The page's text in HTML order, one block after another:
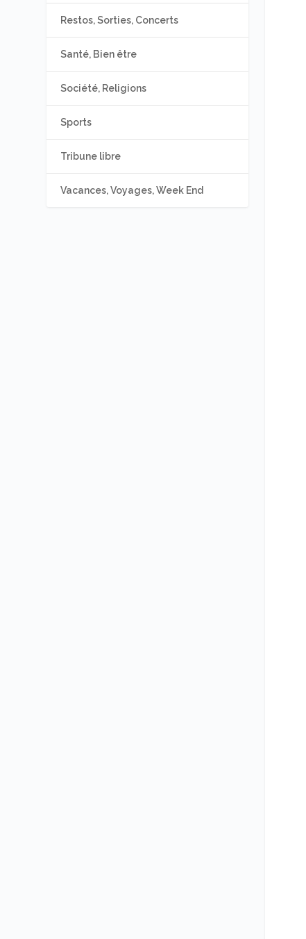
Restos, Sorties, Concerts
Santé, Bien être
Société, Religions
Sports
Tribune libre
Vacances, Voyages, Week End